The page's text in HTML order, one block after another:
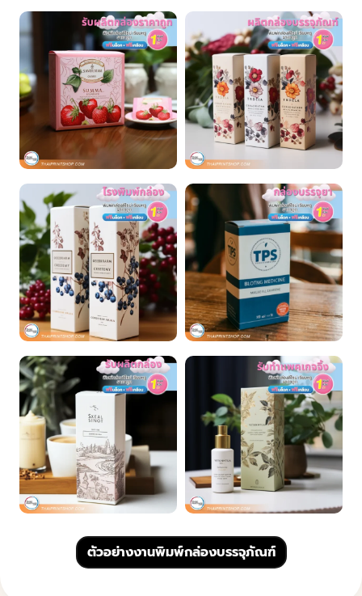
ตัวอย่างงานพิมพ์กล่องบรรจุภัณฑ์